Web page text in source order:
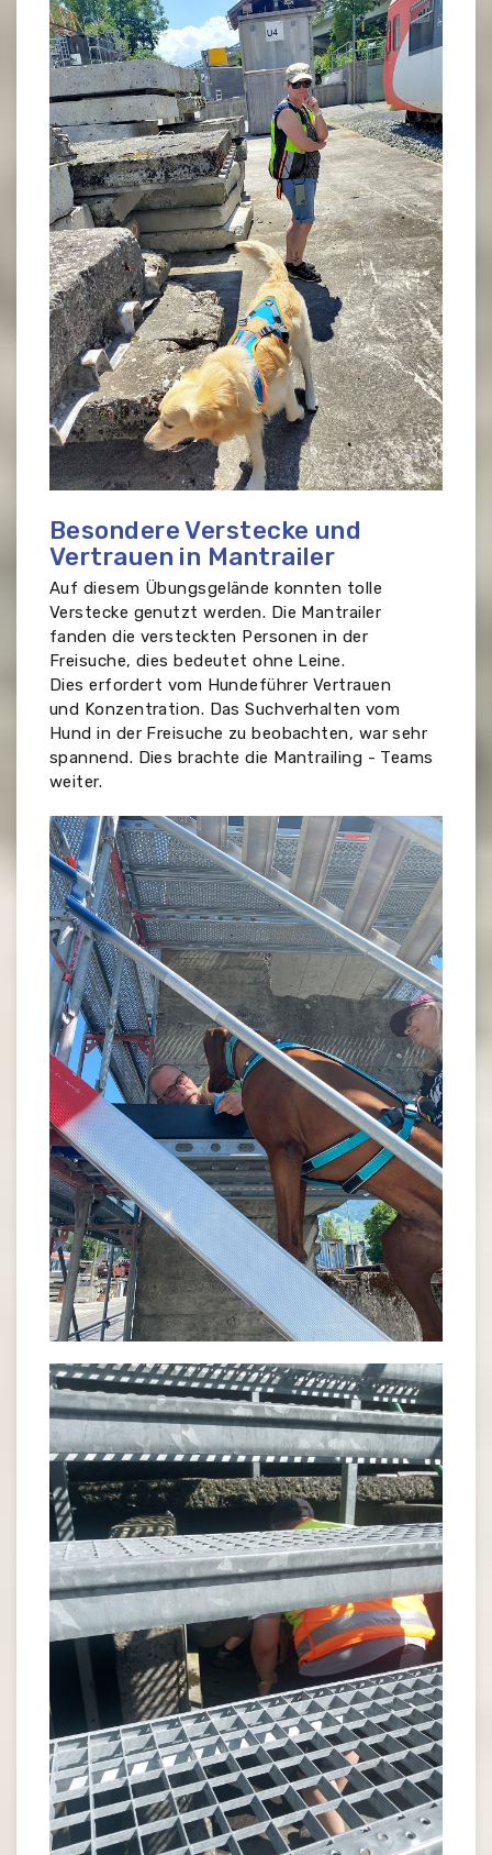
Besondere Verstecke und
Vertrauen in Mantrailer
Auf diesem Übungsgelände konnten tolle
Verstecke genutzt werden. Die Mantrailer
fanden die versteckten Personen in der
Freisuche, dies bedeutet ohne Leine.
Dies erfordert vom Hundeführer Vertrauen
und Konzentration. Das Suchverhalten vom
Hund in der Freisuche zu beobachten, war sehr
spannend. Dies brachte die Mantrailing - Teams
weiter.